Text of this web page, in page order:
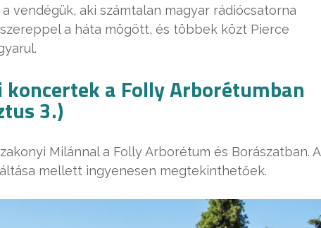
vendégük, aki számtalan magyar rádiócsatorna
a háta mögött, és többek közt Pierce
a Folly Arborétumban
3.)
Milánnal a Folly Arborétum és Borászatban. A
mellett ingyenesen megtekinthetőek.